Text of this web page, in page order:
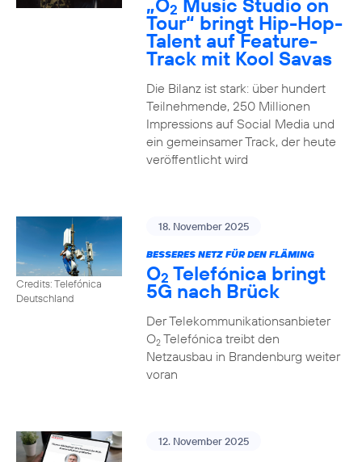
„O2 Music Studio on
Tour“ bringt Hip-Hop-
Talent auf Feature-
Track mit Kool Savas
Die Bilanz ist stark: über hundert
Teilnehmende, 250 Millionen
Impressions auf Social Media und
ein gemeinsamer Track, der heute
veröffentlicht wird
Credits: Telefónica
Deutschland
18. November 2025
BESSERES NETZ FÜR DEN FLÄMING
O2 Telefónica bringt
5G nach Brück
Der Telekommunikationsanbieter
O2Telefónica treibt den
Netzausbau in Brandenburg weiter
voran
12. November 2025